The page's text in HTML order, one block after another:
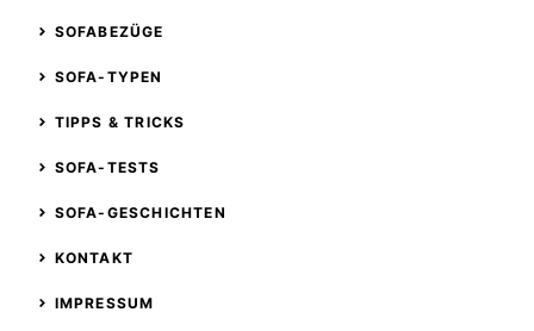
SOFABEZÜGE
SOFA-TYPEN
TIPPS & TRICKS
SOFA-TESTS
SOFA-GESCHICHTEN
KONTAKT
IMPRESSUM